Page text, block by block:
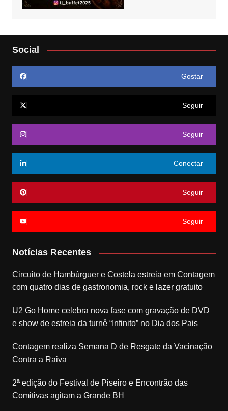
Social
Gostar
Seguir
Seguir
Conectar
Seguir
Seguir
Notícias Recentes
Circuito de Hambúrguer e Costela estreia em Contagem
com quatro dias de gastronomia, rock e lazer gratuito
U2 Go Home celebra nova fase com gravação de DVD
e show de estreia da turnê “Infinito” no Dia dos Pais
Contagem realiza Semana D de Resgate da Vacinação
Contra a Raiva
2ª edição do Festival de Piseiro e Encontrão das
Comitivas agitam a Grande BH